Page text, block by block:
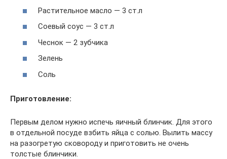
Растительное масло — 3 ст.л
Соевый соус — 3 ст.л
Чеснок — 2 зубчика
Зелень
Соль
Приготовление:
Первым делом нужно испечь яичный блинчик. Для этого
в отдельной посуде взбить яйца с солью. Вылить массу
на разогретую сковороду и приготовить не очень
толстые блинчики.